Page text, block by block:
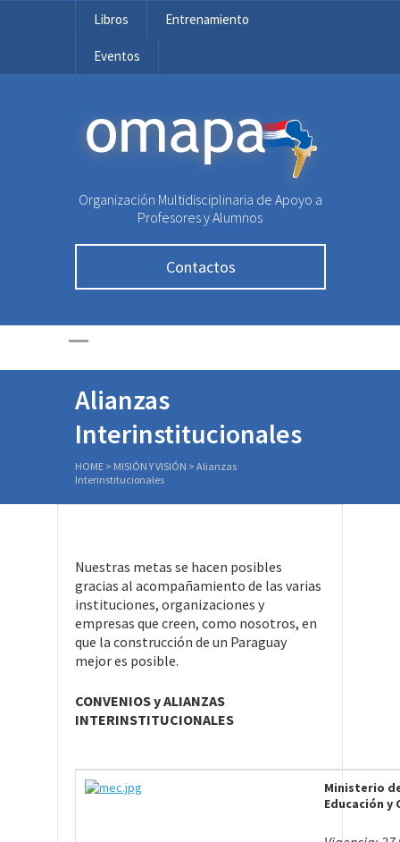
Libros Entrenamiento
Eventos
OMAPA
Organización Multidisciplinaria de Apoyo a
Profesores y Alumnos
Contactos
Alianzas
Interinstitucionales
HOME > MISIÓN Y VISIÓN > Alianzas
Interinstitucionales
Nuestras metas se hacen posibles
gracias al acompañamiento de las varias
instituciones, organizaciones y
empresas que creen, como nosotros, en
que la construcción de un Paraguay
mejor es posible.
CONVENIOS y ALIANZAS
INTERINSTITUCIONALES
Ministerio
Educación y